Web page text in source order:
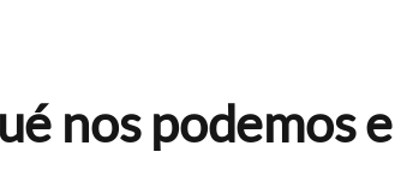
nos podemos